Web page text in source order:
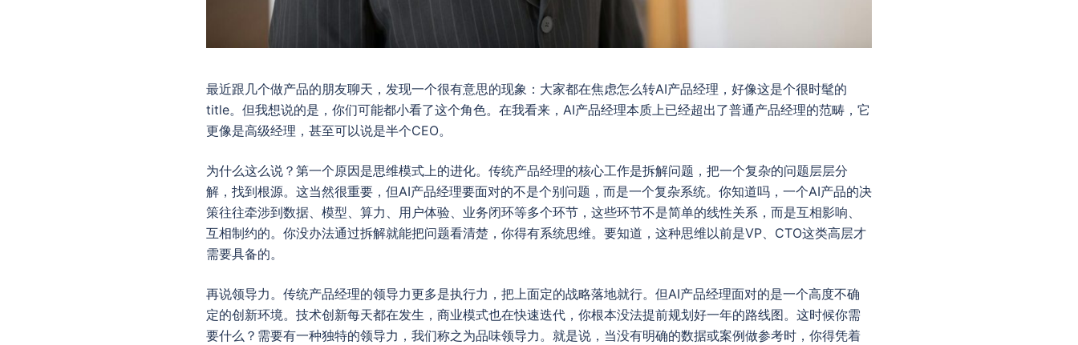
最近跟几个做产品的朋友聊天，发现一个很有意思的现象：大家都在焦虑怎么转AI产品经理，好像这是个很时髦的
title。但我想说的是，你们可能都小看了这个角色。在我看来，AI产品经理本质上已经超出了普通产品经理的范畴，它
更像是高级经理，甚至可以说是半个CEO。
为什么这么说？第一个原因是思维模式上的进化。传统产品经理的核心工作是拆解问题，把一个复杂的问题层层分
解，找到根源。这当然很重要，但AI产品经理要面对的不是个别问题，而是一个复杂系统。你知道吗，一个AI产品的决
策往往牵涉到数据、模型、算力、用户体验、业务闭环等多个环节，这些环节不是简单的线性关系，而是互相影响、
互相制约的。你没办法通过拆解就能把问题看清楚，你得有系统思维。要知道，这种思维以前是VP、CTO这类高层才
需要具备的。
再说领导力。传统产品经理的领导力更多是执行力，把上面定的战略落地就行。但AI产品经理面对的是一个高度不确
定的创新环境。技术创新每天都在发生，商业模式也在快速迭代，你根本没法提前规划好一年的路线图。这时候你需
要什么？需要有一种独特的领导力，我们称之为品味领导力。就是说，当没有明确的数据或案例做参考时，你得凭着